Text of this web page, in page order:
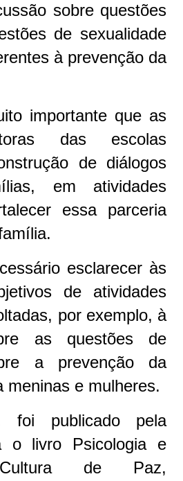
sobre questões
de sexualidade
à prevenção da
importante que as
das escolas
de diálogos
em atividades
essa parceria
esclarecer às
de atividades
por exemplo, à
as questões de
a prevenção da
meninas e mulheres.
foi publicado pela
o livro Psicologia e
Cultura de Paz,